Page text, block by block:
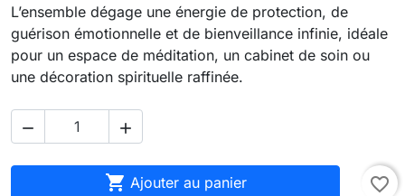
L’ensemble dégage une énergie de protection, de
guérison émotionnelle et de bienveillance infinie, idéale
pour un espace de méditation, un cabinet de soin ou
une décoration spirituelle raffinée.
 
 Ajouter au panier favorite_border